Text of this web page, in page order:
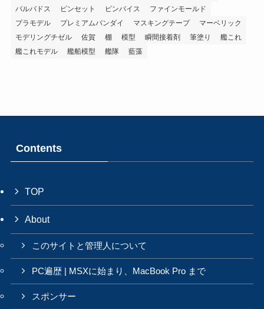
バルバドス
ピンセット ピンバイス
ファインモールド
プラモデル
プレミアムバンダイ マスキングテープ
マーベリック
モデリングチゼル
佐賀 棚 模型 瞬間接着剤 筆塗り
艦これ
艦これモデル
艦船模型 艦隊 藍藻
Contents
TOP
About
このサイトと管理人について
PC遍歴 | MSXに始まり、MacBook Pro まで
スポンサー